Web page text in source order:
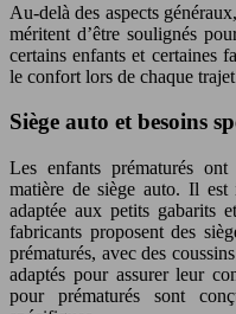
Au-delà des aspects
méritent d’être soulignés
certains enfants et certaines
le confort lors de chaque
Siège auto et besoins
Les enfants prématurés
matière de siège auto. Il
adaptée aux petits gabarits
fabricants proposent des
prématurés, avec des
adaptés pour assurer leur
pour prématurés sont